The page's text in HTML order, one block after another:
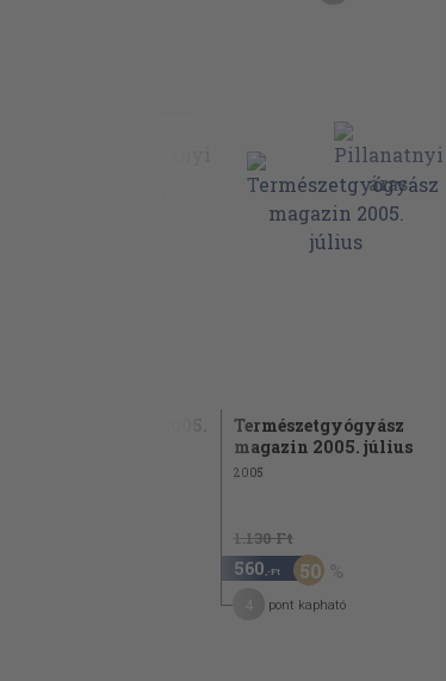
Természetgyógyász
magazin 2005. július
2005
1.130 Ft
560 ,-Ft 50
pont kapható